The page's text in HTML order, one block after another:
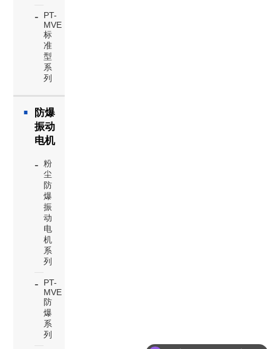
PT-
MVE
标
准
型
系
列
防爆
振动
电机
粉
尘
防
爆
振
动
电
机
系
列
PT-
MVE
防
爆
系
列